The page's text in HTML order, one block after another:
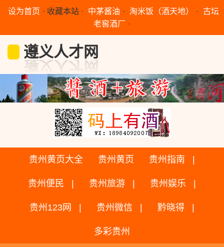
设为首页 · 收藏本站 · 中茅酱油 · 淘米饭（酒天地） · 古坛
老窖酒厂 ·
遵义人才网
贵州黄页大全 贵州黄页 贵州指南
贵州便民 贵州旅游 贵州娱乐
贵州123网 贵州微信 黔晓得
多彩贵州